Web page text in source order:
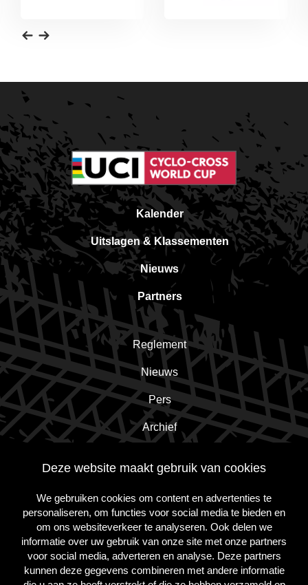
Deze website maakt gebruik van cookies
We gebruiken cookies om content en advertenties te
personaliseren, om functies voor social media te bieden en
om ons websiteverkeer te analyseren. Ook delen we
informatie over uw gebruik van onze site met onze partners
voor social media, adverteren en analyse. Deze partners
kunnen deze gegevens combineren met andere informatie
Kalender
Uitslagen & Klassementen
Nieuws
Partners
Reglement
Nieuws
Pers
Archief
Schrijf je in voor de nieuwsbrief!
Inschrijven